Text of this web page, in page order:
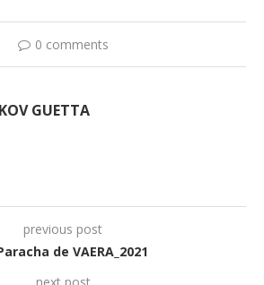
0 comments
GUETTA
previous post
de VAERA_2021